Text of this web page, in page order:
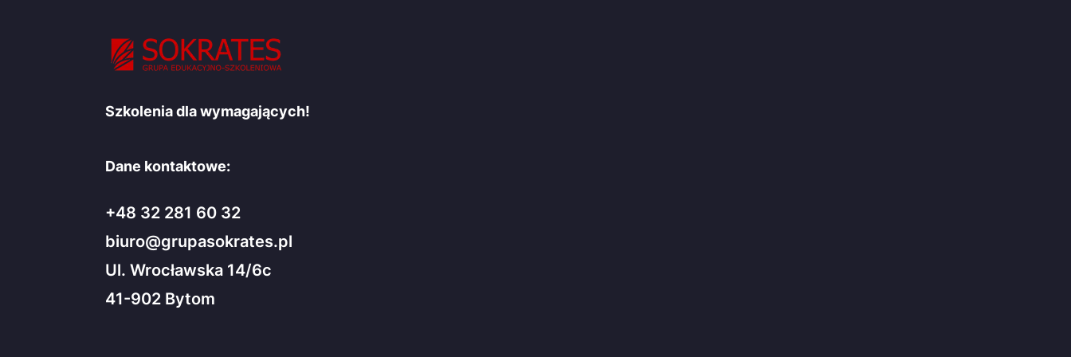
Szkolenia dla wymagających!
Dane kontaktowe:
+48 32 281 60 32
biuro@grupasokrates.pl
Ul. Wrocławska 14/6c
41-902 Bytom